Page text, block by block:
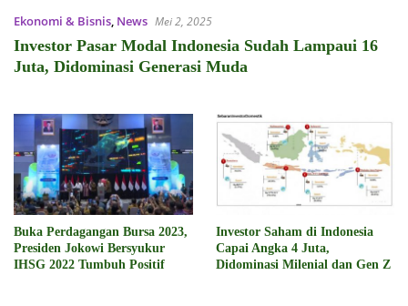
Ekonomi & Bisnis, News Mei 2, 2025
Investor Pasar Modal Indonesia Sudah Lampaui 16
Juta, Didominasi Generasi Muda
Buka Perdagangan Bursa 2023,
Presiden Jokowi Bersyukur
IHSG 2022 Tumbuh Positif
Investor Saham di Indonesia
Capai Angka 4 Juta,
Didominasi Milenial dan Gen Z